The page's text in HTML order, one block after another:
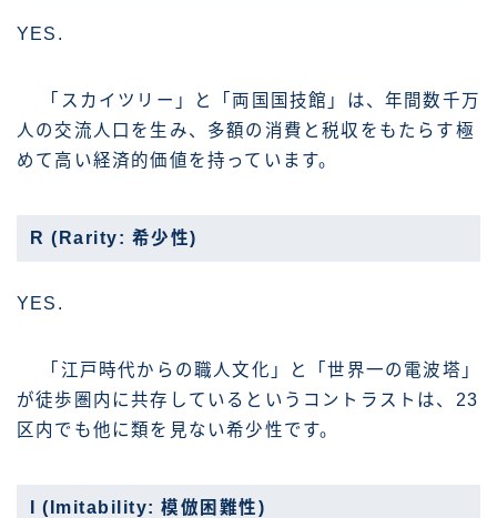
YES.
「スカイツリー」と「両国国技館」は、年間数千万
人の交流人口を生み、多額の消費と税収をもたらす極
めて高い経済的価値を持っています。
R (Rarity: 希少性)
YES.
「江戸時代からの職人文化」と「世界一の電波塔」
が徒歩圏内に共存しているというコントラストは、23
区内でも他に類を見ない希少性です。
I (Imitability: 模倣困難性)